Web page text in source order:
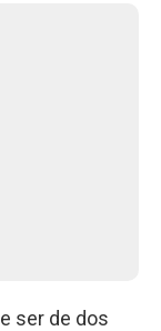
ser de dos